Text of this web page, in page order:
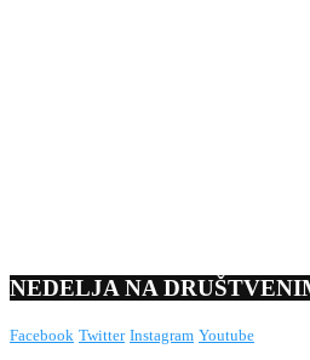
NEDELJA NA
Facebook Twitter Instagram Youtube